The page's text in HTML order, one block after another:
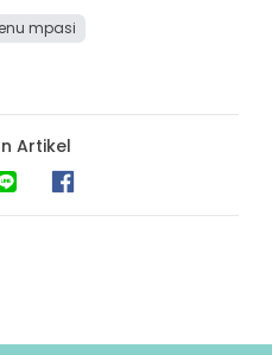
mpasi
Artikel